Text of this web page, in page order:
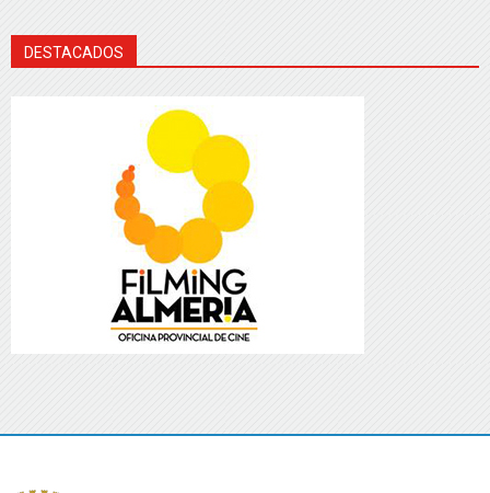
DESTACADOS